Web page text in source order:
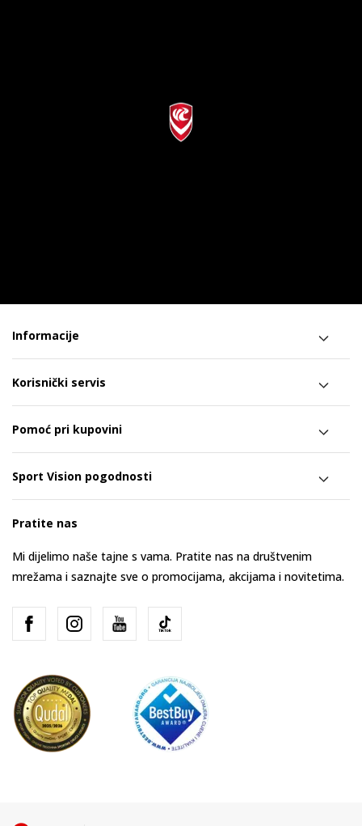
Informacije
Korisnički servis
Pomoć pri kupovini
Sport Vision pogodnosti
Pratite nas
Mi dijelimo naše tajne s vama. Pratite nas na društvenim
mrežama i saznajte sve o promocijama, akcijama i novitetima.